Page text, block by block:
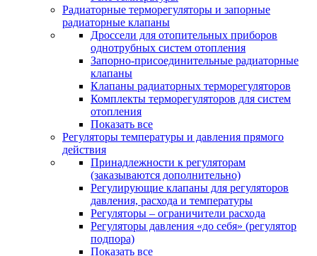
Радиаторные терморегуляторы и запорные
радиаторные клапаны
Дроссели для отопительных приборов
однотрубных систем отопления
Запорно-присоединительные радиаторные
клапаны
Клапаны радиаторных терморегуляторов
Комплекты терморегуляторов для систем
отопления
Показать все
Регуляторы температуры и давления прямого
действия
Принадлежности к регуляторам
(заказываются дополнительно)
Регулирующие клапаны для регуляторов
давления, расхода и температуры
Регуляторы – ограничители расхода
Регуляторы давления «до себя» (регулятор
подпора)
Показать все